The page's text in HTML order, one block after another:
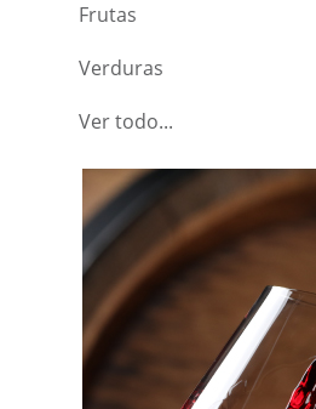
Frutas
Verduras
Ver todo...